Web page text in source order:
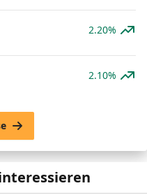
2.20%
2.10%